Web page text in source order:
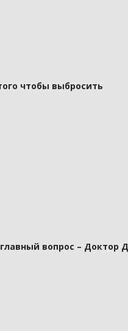
чтобы выбросить
вопрос – Доктор